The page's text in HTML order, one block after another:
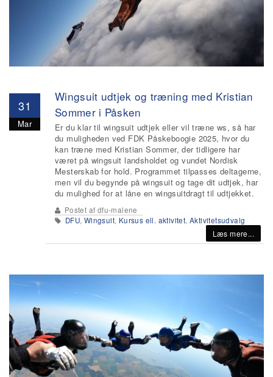
31
Mar
Wingsuit udtjek og træning med Kristian
Sommer i Påsken
Er du klar til wingsuit udtjek eller vil træne ws, så har
du muligheden ved FDK Påskeboogie 2025, hvor du
kan træne med Kristian Sommer, der tidligere har
været på wingsuit landsholdet og vundet Nordisk
Mesterskab for hold. Programmet tilpasses deltagerne,
men vil du begynde på wingsuit og tage dit udtjek, har
du mulighed for at låne en wingsuitdragt til udtjekket.
Postet af dfu-malene
DFU, Wingsuit, Kursus ell. aktivitet,Aktivitetsudvalg
Læs mere...